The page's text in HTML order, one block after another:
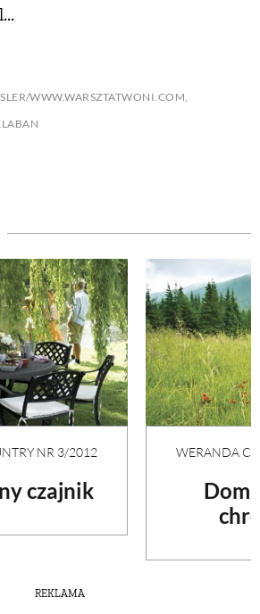
WWW.WARSZTATWONI.COM,
NR 3/2012
czajnik
WERANDA
Dom
REKLAMA